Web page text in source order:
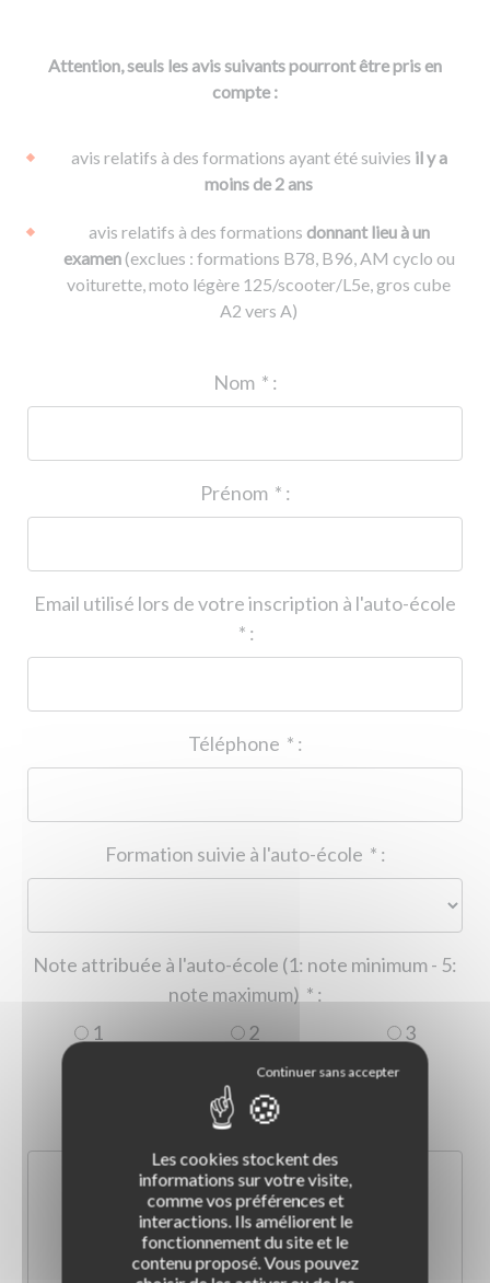
Attention, seuls les avis suivants pourront être pris en
compte :
avis relatifs à des formations ayant été suivies il y a
moins de 2 ans
avis relatifs à des formations donnant lieu à un
examen(exclues : formations B78, B96, AM cyclo ou
voiturette, moto légère 125/scooter/L5e, gros cube
A2 vers A)
* :
* :
Email utilisé lors de votre inscription à l'auto-école
* :
* :
* :
Note attribuée à l'auto-école (1: note minimum - 5:
* :
1
2
3
5
Les cookies stockent des
informations sur votre visite,
comme vos préférences et
interactions. Ils améliorent le
fonctionnement du site et le
contenu proposé. Vous pouvez